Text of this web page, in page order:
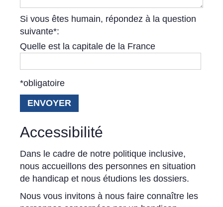
Si vous êtes humain, répondez à la question
suivante*:
Quelle est la capitale de la France
*obligatoire
Accessibilité
Dans le cadre de notre politique inclusive,
nous accueillons des personnes en situation
de handicap et nous étudions les dossiers.
Nous vous invitons à nous faire connaître les